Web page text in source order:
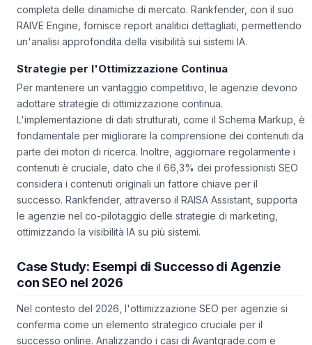
completa delle dinamiche di mercato. Rankfender, con il suo
RAIVE Engine, fornisce report analitici dettagliati, permettendo
un'analisi approfondita della visibilità sui sistemi IA.
Strategie per l'Ottimizzazione Continua
Per mantenere un vantaggio competitivo, le agenzie devono
adottare strategie di ottimizzazione continua.
L'implementazione di dati strutturati, come il Schema Markup, è
fondamentale per migliorare la comprensione dei contenuti da
parte dei motori di ricerca. Inoltre, aggiornare regolarmente i
contenuti è cruciale, dato che il 66,3% dei professionisti SEO
considera i contenuti originali un fattore chiave per il
successo. Rankfender, attraverso il RAISA Assistant, supporta
le agenzie nel co-pilotaggio delle strategie di marketing,
ottimizzando la visibilità IA su più sistemi.
Case Study: Esempi di Successo di Agenzie
con SEO nel 2026
Nel contesto del 2026, l'ottimizzazione SEO per agenzie si
conferma come un elemento strategico cruciale per il
successo online. Analizzando i casi di Avantgrade.com e